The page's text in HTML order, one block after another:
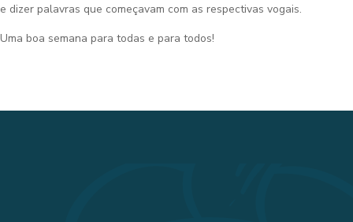
e dizer palavras que começavam com as respectivas vogais.
Uma boa semana para todas e para todos!